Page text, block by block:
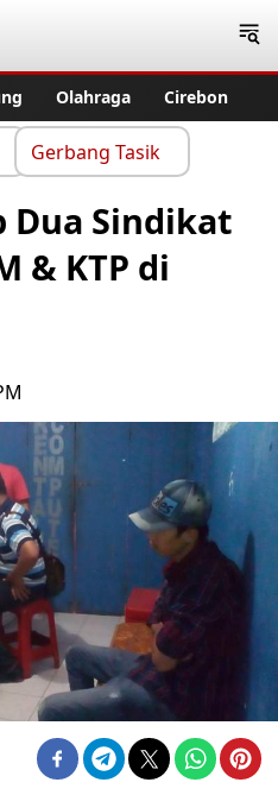
Olahraga Cirebon
Gerbang Tasik
Dua Sindikat
& KTP di